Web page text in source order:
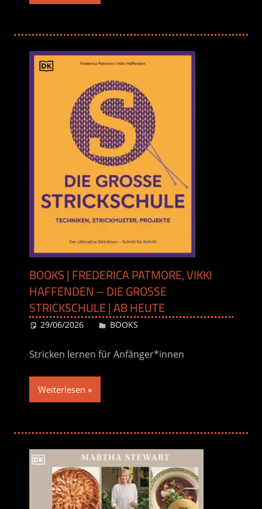
BOOKS | FREDERICA PATMORE, VIKKI
HAFFENDEN – DIE GROSSE S
TRICKSCHULE | AB HEUTE
29/06/2026 Desiree
BOOKS
Stricken lernen für Anfänger*innen
Weiterlesen